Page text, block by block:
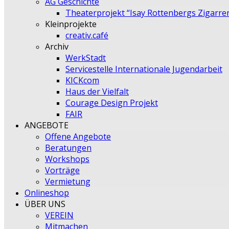
Theaterprojekt “Isay Rottenbergs
Kleinprojekte
creativ.café
Archiv
WerkStadt
Servicestelle Internationale Jugendarbeit
KICKcom
Haus der Vielfalt
Courage Design Projekt
FAIR
ANGEBOTE
Offene Angebote
Beratungen
Workshops
Vorträge
Vermietung
Onlineshop
ÜBER UNS
VEREIN
Mitmachen